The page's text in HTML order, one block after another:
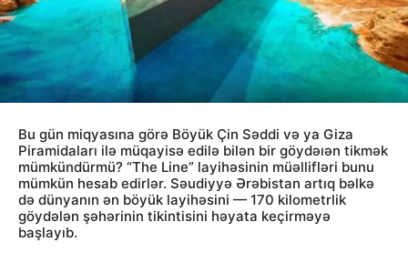
Bu gün miqyasına görə Böyük Çin Səddi və ya Giza
Piramidaları ilə müqayisə edilə bilən bir göydəıən tikmək
mümkündürmü? “The Line” layihəsinin müəllifləri bunu
mümkün hesab edirlər. Səudiyyə Ərəbistan artıq bəlkə
də dünyanın ən böyük layihəsini — 170 kilometrlik
göydələn şəhərinin tikintisini həyata keçirməyə
başlayıb.